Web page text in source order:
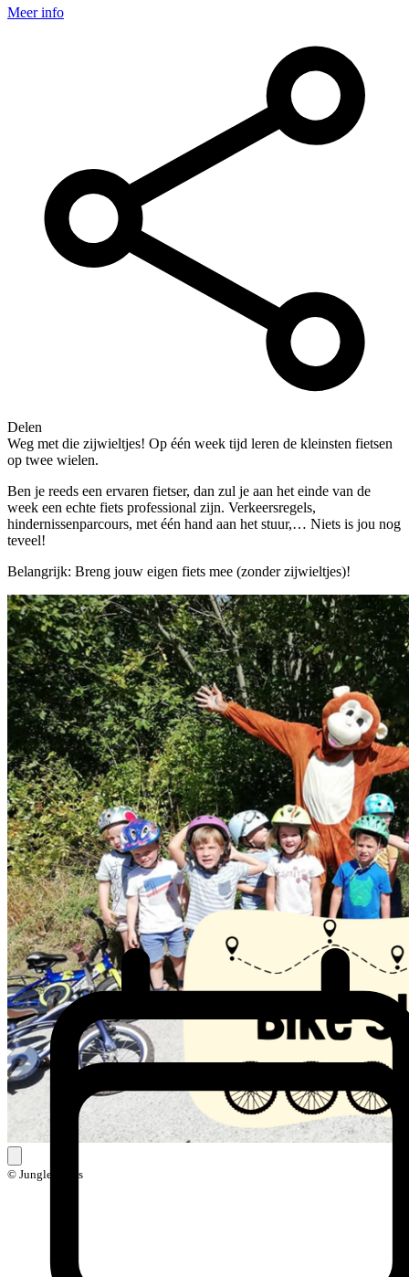
Meer info
Delen
Weg met die zijwieltjes! Op één week tijd leren de kleinsten fietsen
op twee wielen.
Ben je reeds een ervaren fietser, dan zul je aan het einde van de
week een echte fiets professional zijn. Verkeersregels,
hindernissenparcours, met één hand aan het stuur,… Niets is jou nog
teveel!
Belangrijk: Breng jouw eigen fiets mee (zonder zijwieltjes)!
© Jungle Skills